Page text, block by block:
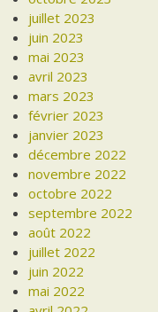
juillet 2023
juin 2023
mai 2023
avril 2023
mars 2023
février 2023
janvier 2023
décembre 2022
novembre 2022
octobre 2022
septembre 2022
août 2022
juillet 2022
juin 2022
mai 2022